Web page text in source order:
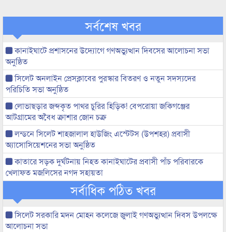
সর্বশেষ খবর
কানাইঘাটে প্রশাসনের উদ্যোগে গণঅভ্যুত্থান দিবসের আলোচনা সভা
অনুষ্ঠিত
সিলেট অনলাইন প্রেসক্লাবের পুরস্কার বিতরণ ও নতুন সদস্যদের
পরিচিতি সভা অনুষ্ঠিত
লোভাছড়ার জব্দকৃত পাথর চুরির হিড়িক! বেপরোয়া জকিগঞ্জের
আটগ্রামের অবৈধ ক্রাশার জোন চক্র
লন্ডনে সিলেট শাহজালাল হাউজিং এস্টেটস (উপশহর) প্রবাসী
অ্যাসোসিয়েশনের সভা অনুষ্ঠিত
কাতারে সড়ক দুর্ঘটনায় নিহত কানাইঘাটের প্রবাসী পাঁচ পরিবারকে
খেলাফত মজলিসের নগদ সহায়তা
সর্বাধিক পঠিত খবর
সিলেট সরকারি মদন মোহন কলেজে জুলাই গণঅভ্যুত্থান দিবস উপলক্ষে
আলোচনা সভা